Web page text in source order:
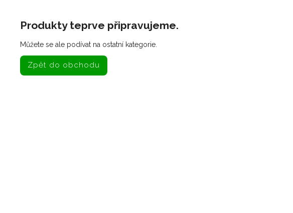
Produkty teprve připravujeme.
Můžete se ale podívat na ostatní kategorie.
Zpět do obchodu